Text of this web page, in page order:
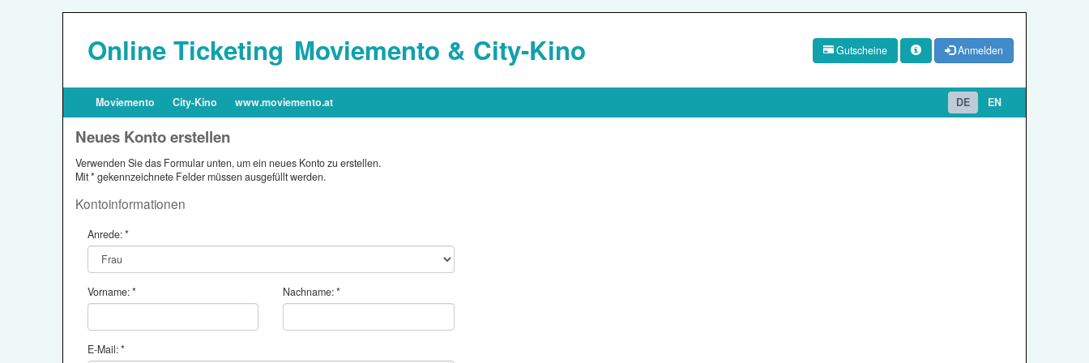
Online Ticketing Moviemento & City-Kino Gutscheine Anmelden
Moviemento City-Kino www.moviemento.at EN
DE
Neues Konto erstellen
Verwenden Sie das Formular unten, um ein neues Konto zu erstellen.
Mit * gekennzeichnete Felder müssen ausgefüllt werden.
Kontoinformationen
Anrede: *
Vorname: * Nachname: *
E-Mail: *